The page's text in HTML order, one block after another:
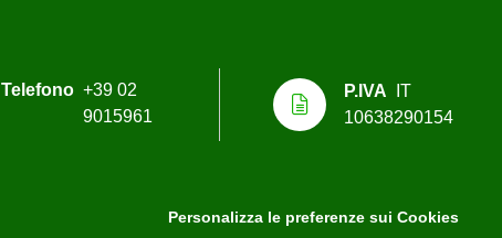
Telefono +39 02
9015961
P.IVA
IT
10638290154
Personalizza le preferenze sui Cookies